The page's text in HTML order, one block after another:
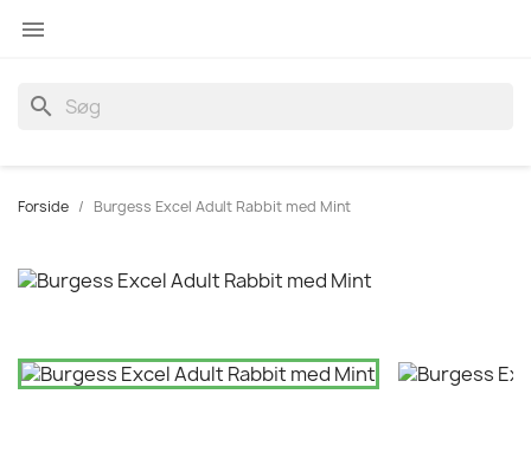

search
Forside Burgess Excel Adult Rabbit med Mint